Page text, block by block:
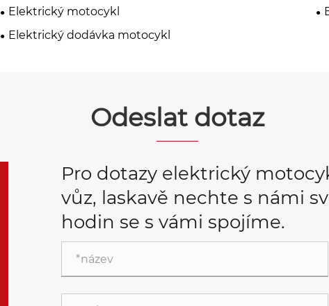
Elektrický motocykl
Elektrický dodávka motocykl
Odeslat dotaz
Pro dotazy elektrický
vůz, laskavě nechte s námi
hodin se s vámi spojíme.